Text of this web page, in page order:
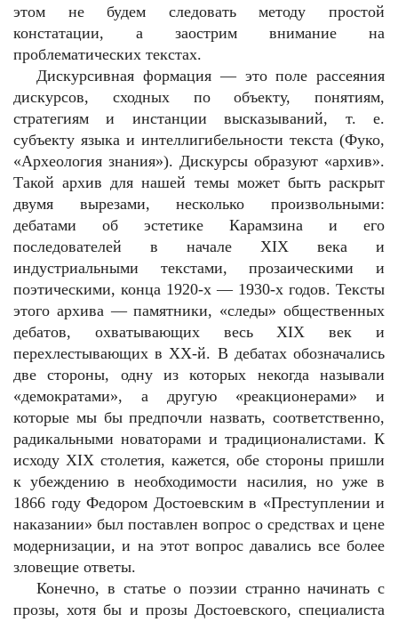
этом не будем следовать методу простой
констатации, а заострим внимание на
проблематических текстах.
Дискурсивная формация — это поле рассеяния
дискурсов, сходных по объекту, понятиям,
стратегиям и инстанции высказываний, т. е.
субъекту языка и интеллигибельности текста (Фуко,
«Археология знания»). Дискурсы образуют «архив».
Такой архив для нашей темы может быть раскрыт
двумя вырезами, несколько произвольными:
дебатами об эстетике Карамзина и его
последователей в начале XIX века и
индустриальными текстами, прозаическими и
поэтическими, конца 1920-х — 1930-х годов. Тексты
этого архива — памятники, «следы» общественных
дебатов, охватывающих весь XIX век и
перехлестывающих в ХХ-й. В дебатах обозначались
две стороны, одну из которых некогда называли
«демократами», а другую «реакционерами» и
которые мы бы предпочли назвать, соответственно,
радикальными новаторами и традиционалистами. К
исходу XIX столетия, кажется, обе стороны пришли
к убеждению в необходимости насилия, но уже в
1866 году Федором Достоевским в «Преступлении и
наказании» был поставлен вопрос о средствах и цене
модернизации, и на этот вопрос давались все более
зловещие ответы.
Конечно, в статье о поэзии странно начинать с
прозы, хотя бы и прозы Достоевского, специалиста